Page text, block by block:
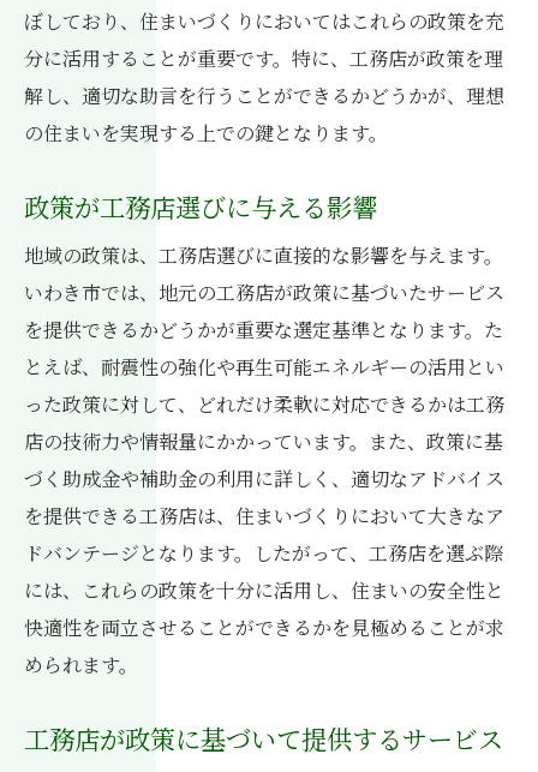
ぼしており、住まいづくりにおいてはこれらの政策を充
分に活用することが重要です。特に、工務店が政策を理
解し、適切な助言を行うことができるかどうかが、理想
の住まいを実現する上での鍵となります。
政策が工務店選びに与える影響
地域の政策は、工務店選びに直接的な影響を与えます。
いわき市では、地元の工務店が政策に基づいたサービス
を提供できるかどうかが重要な選定基準となります。た
とえば、耐震性の強化や再生可能エネルギーの活用とい
った政策に対して、どれだけ柔軟に対応できるかは工務
店の技術力や情報量にかかっています。また、政策に基
づく助成金や補助金の利用に詳しく、適切なアドバイス
を提供できる工務店は、住まいづくりにおいて大きなア
ドバンテージとなります。したがって、工務店を選ぶ際
には、これらの政策を十分に活用し、住まいの安全性と
快適性を両立させることができるかを見極めることが求
められます。
工務店が政策に基づいて提供するサービス